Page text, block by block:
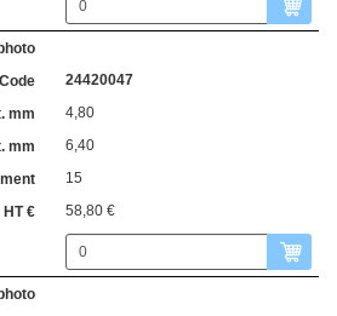
24420047
4,80
6,40
15
58,80 €